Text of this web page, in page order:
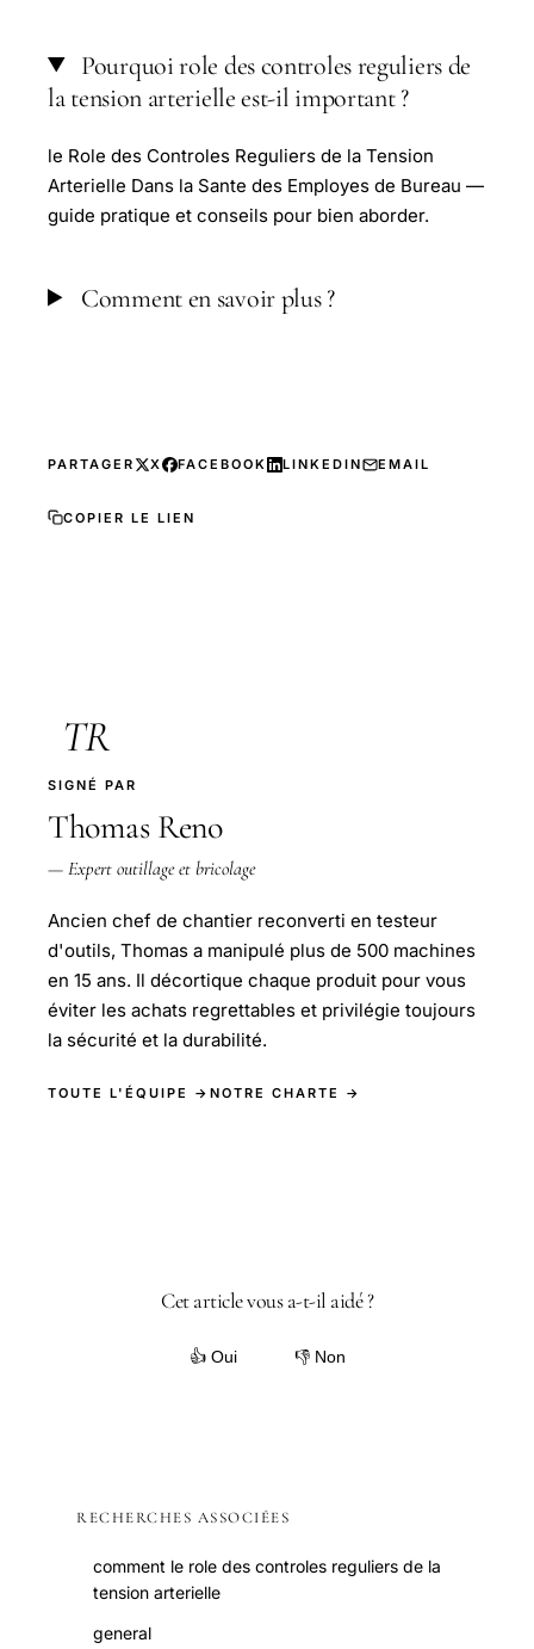
Pourquoi role des controles reguliers de
la tension arterielle est-il important ?
le Role des Controles Reguliers de la Tension
Arterielle Dans la Sante des Employes de Bureau —
guide pratique et conseils pour bien aborder.
Comment en savoir plus ?
PARTAGER X FACEBOOK LINKEDIN EMAIL
COPIER LE LIEN
TR
SIGNÉ PAR
Thomas Reno
— Expert outillage et bricolage
Ancien chef de chantier reconverti en testeur
d'outils, Thomas a manipulé plus de 500 machines
en 15 ans. Il décortique chaque produit pour vous
éviter les achats regrettables et privilégie toujours
la sécurité et la durabilité.
TOUTE L'ÉQUIPE → NOTRE CHARTE →
Cet article vous a-t-il aidé ?
👍 Oui 👎 Non
RECHERCHES ASSOCIÉES
comment le role des controles reguliers de la
tension arterielle
general